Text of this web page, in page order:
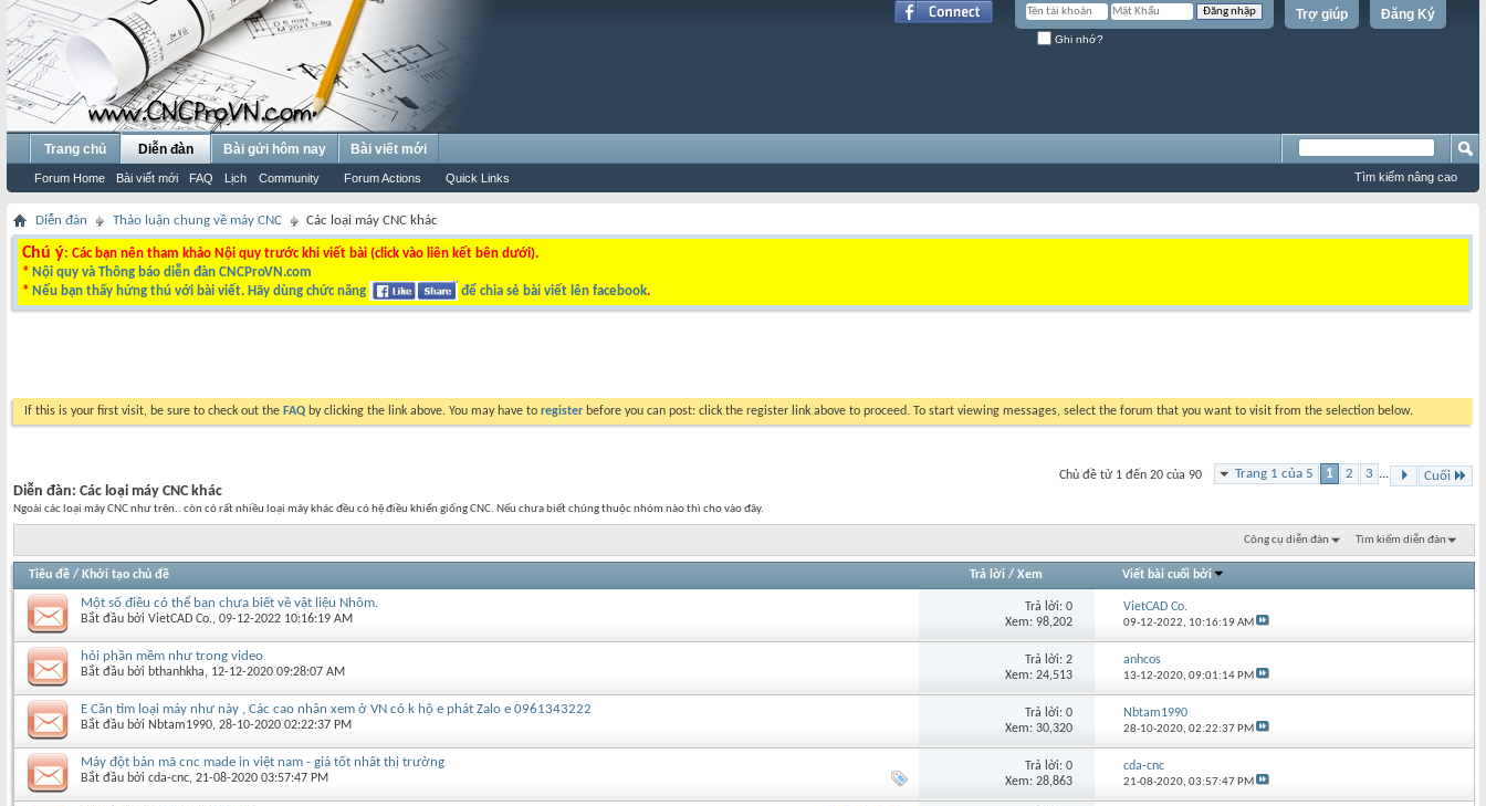
Đăng Ký
Trợ giúp
Ghi nhớ?
Trang chủ Diễn đàn
Forum Home Bài viết mới FAQ Lịch Community Forum Actions Quick Links
Bài gửi hôm nay Bài viết mới
Tìm kiếm nâng cao
Diễn đàn Thảo luận chung về máy CNC Các loại máy CNC khác
Chú ý: Các bạn nên tham khảo Nội quy trước khi viết bài (click vào liên kết bên dưới).
* Nội quy và Thông báo diễn đàn CNCProVN.com
* Nếu bạn thấy hứng thú với bài viết. Hãy dùng chức năng để chia sẻ bài viết lên facebook.
If this is your first visit, be sure to check out the FAQ by clicking the link above. You may have to register before you can post: click the register link above to proceed. To start viewing messages, select the forum that you want to visit from the selection below.
Trang 1 của 5 1 2 3 ... Cuối
Chủ đề từ 1 đến 20 của 90
Diễn đàn: Các loại máy CNC khác
Ngoài các loại máy CNC như trên.. còn có rất nhiều loại máy khác đều có hệ điều khiển giống CNC. Nếu chưa biết chúng thuộc nhóm nào thì cho vào đây.
Công cụ diễn đàn Tìm kiếm diễn đàn
Tiêu đề / Khởi tạo chủ đề Trả lời/ Xem Viết bài cuối bởi
Một số điều có thể bạn chưa biết về vật liệu Nhôm.
Bắt đầu bởi VietCAD Co.‎, 09-12-2022 10:16:19 AM
Trả lời: 0
Xem: 98,202
VietCAD Co.
09-12-2022, 10:16:19 AM
hỏi phần mềm như trong video
Bắt đầu bởi bthanhkha‎, 12-12-2020 09:28:07 AM
Trả lời: 2
Xem: 24,513
anhcos
13-12-2020,09:01:14 PM
E Cần tìm loại máy như này , Các cao nhân xem ở VN có k hộ e phát Zalo e 0961343222
Bắt đầu bởi Nbtam1990‎, 28-10-2020 02:22:37 PM
Trả lời: 0
Xem: 30,320
Nbtam1990
28-10-2020,02:22:37 PM
Máy đột bản mã cnc made in việt nam - giá tốt nhất thị trường
Bắt đầu bởi cda-cnc‎, 21-08-2020 03:57:47 PM
Trả lời: 0
Xem: 28,863
cda-cnc
21-08-2020,03:57:47 PM